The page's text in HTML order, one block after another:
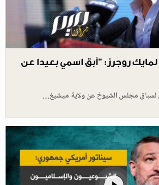
روجرز: "أبق اسمي بعيدا عن
لسباق مجلس الشيوخ عن ولاية ميشيغ…